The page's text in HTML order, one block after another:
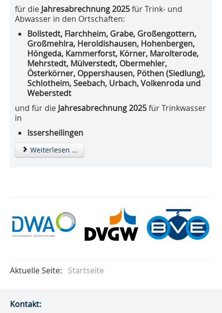
für die Jahresabrechnung 2025für Trink- und
Abwasser in den Ortschaften:
Bollstedt, Flarchheim, Grabe, Großengottern,
Großmehlra, Heroldishausen, Hohenbergen,
Höngeda, Kammerforst, Körner, Marolterode,
Mehrstedt, Mülverstedt, Obermehler,
Österkörner, Oppershausen, Pöthen (Siedlung),
Schlotheim, Seebach, Urbach, Volkenroda und
Weberstedt
und für die Jahresabrechnung 2025für Trinkwasser
in
Issersheilingen
Weiterlesen ...
Aktuelle Seite: Startseite
Kontakt: